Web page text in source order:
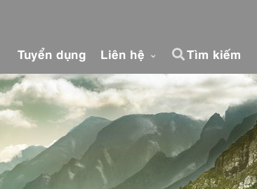
Tuyển dụng Liên hệ Tìm kiếm